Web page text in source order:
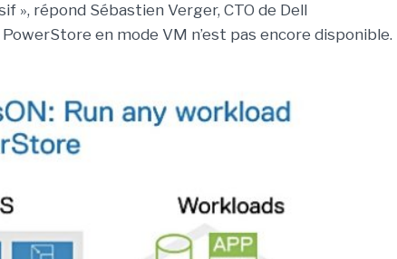
», répond Sébastien Verger, CTO de Dell
en mode VM n’est pas encore disponible.